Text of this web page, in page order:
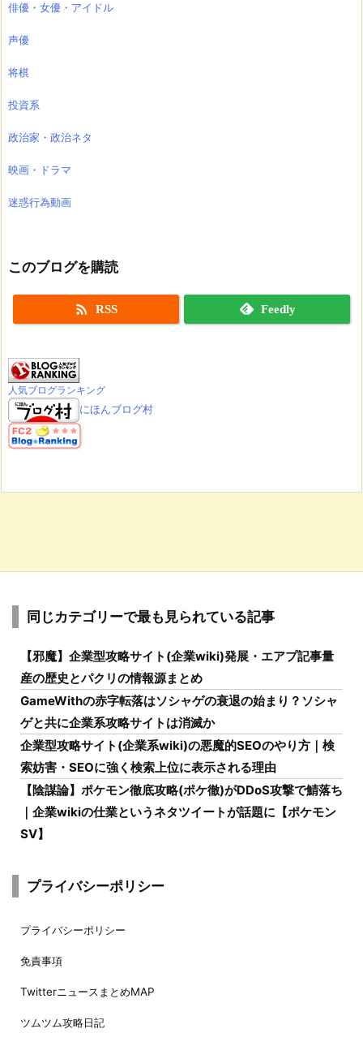
俳優・女優・アイドル
声優
将棋
投資系
政治家・政治ネタ
映画・ドラマ
迷惑行為動画
このブログを購読
 RSS Feedly
人気ブログランキング
にほんブログ村
同じカテゴリーで最も見られている記事
【邪魔】企業型攻略サイト(企業wiki)発展・エアプ記事量
産の歴史とパクリの情報源まとめ
GameWithの赤字転落はソシャゲの衰退の始まり？ソシャ
ゲと共に企業系攻略サイトは消滅か
企業型攻略サイト(企業系wiki)の悪魔的SEOのやり方｜検
索妨害・SEOに強く検索上位に表示される理由
【陰謀論】ポケモン徹底攻略(ポケ徹)がDDoS攻撃で鯖落ち
｜企業wikiの仕業というネタツイートが話題に【ポケモン
SV】
プライバシーポリシー
プライバシーポリシー
免責事項
TwitterニュースまとめMAP
ツムツム攻略日記